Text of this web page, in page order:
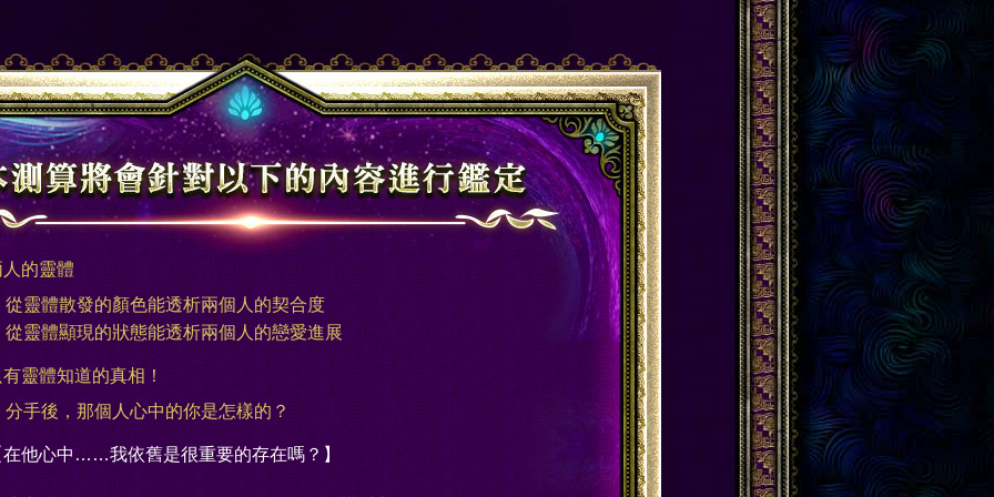
人的靈體
從靈體散發的顏色能透析兩個人的契合度
從靈體顯現的狀態能透析兩個人的戀愛進展
靈體知道的真相！
分手後，那個人心中的你是怎樣的？
在他心中……我依舊是很重要的存在嗎？】